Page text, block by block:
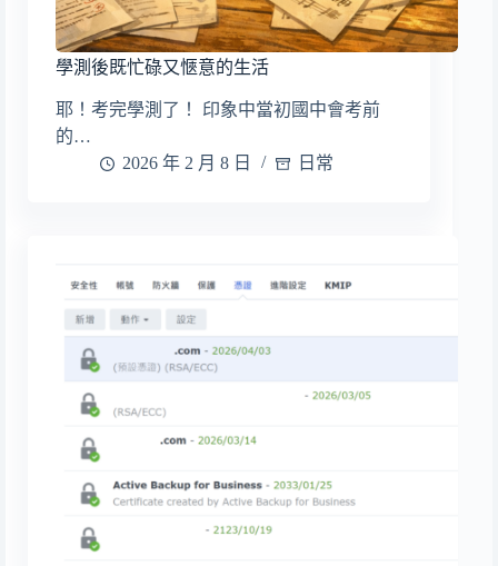
學測後既忙碌又愜意的生活
耶！考完學測了！ 印象中當初國中會考前
的…
2026 年 2 月 8 日
日常